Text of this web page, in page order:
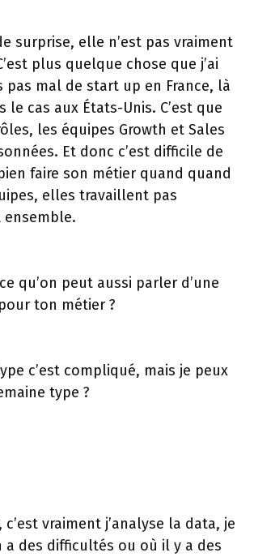
surprise, elle n’est pas vraiment
plus quelque chose que j’ai
pas mal de start up en France, là
le cas aux États-Unis. C’est que
les équipes Growth et Sales
Et donc c’est difficile de
faire son métier quand quand
elles travaillent pas
qu’on peut aussi parler d’une
ton métier ?
c’est compliqué, mais je peux
type ?
vraiment j’analyse la data, je
a des difficultés ou où il y a des